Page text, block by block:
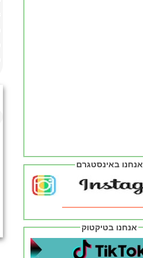
אנחנו באינסטגרם
אנחנו בטיקטוק